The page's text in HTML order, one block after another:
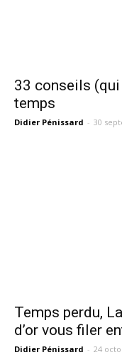
33 conseils (qui
temps
Didier Pénissard - 30
Temps perdu,
d’or vous filer
Didier Pénissard - 24